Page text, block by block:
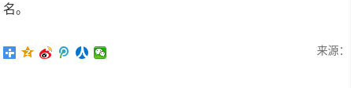
名。
来源：